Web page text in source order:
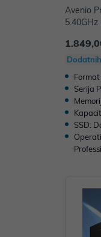
Avenio
P/N:
Serija
SSD: